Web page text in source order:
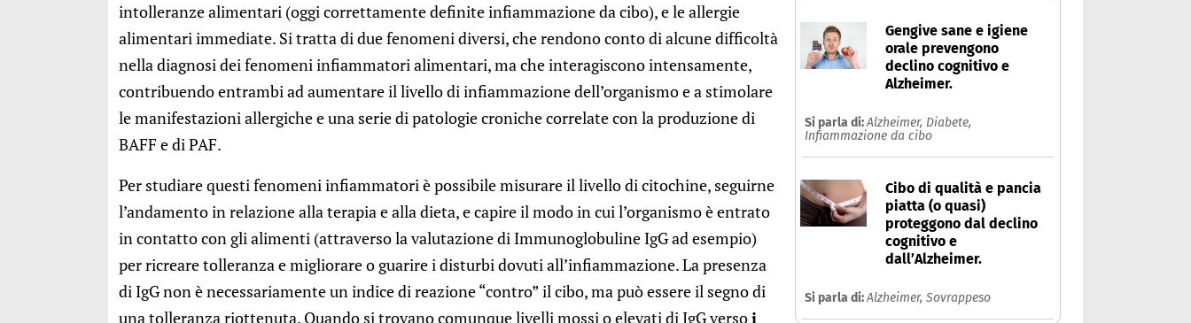
intolleranze alimentari (oggi correttamente definite infiammazione da cibo), e le allergie
alimentari immediate. Si tratta di due fenomeni diversi, che rendono conto di alcune difficoltà
nella diagnosi dei fenomeni infiammatori alimentari, ma che interagiscono intensamente,
contribuendo entrambi ad aumentare il livello di infiammazione dell’organismo e a stimolare
le manifestazioni allergiche e una serie di patologie croniche correlate con la produzione di
BAFF e di PAF.
Per studiare questi fenomeni infiammatori è possibile misurare il livello di citochine, seguirne
l’andamento in relazione alla terapia e alla dieta, e capire il modo in cui l’organismo è entrato
in contatto con gli alimenti (attraverso la valutazione di Immunoglobuline IgG ad esempio)
per ricreare tolleranza e migliorare o guarire i disturbi dovuti all’infiammazione. La presenza
di IgG non è necessariamente un indice di reazione “contro” il cibo, ma può essere il segno di
una tolleranza riottenuta. Quando si trovano comunque livelli mossi o elevati di IgG versoi
Gengive sane e igiene
orale prevengono
declino cognitivo e
Alzheimer.
Si parla di:Alzheimer, Diabete,
Infiammazione da cibo
Cibo di qualità e pancia
piatta (o quasi)
proteggono dal declino
cognitivo e
dall’Alzheimer.
Si parla di:Alzheimer, Sovrappeso